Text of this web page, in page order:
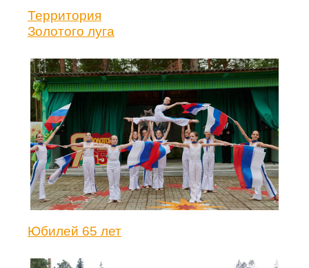
Территория
Золотого луга
Юбилей 65 лет